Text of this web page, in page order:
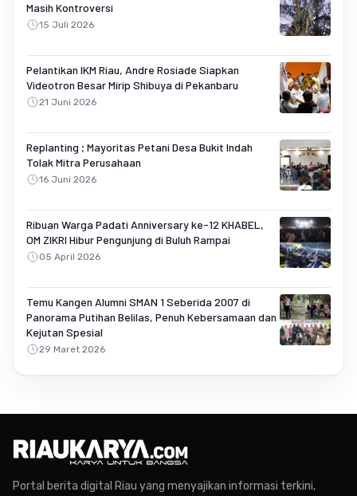
Masih Kontroversi
15 Juli 2026
Pelantikan IKM Riau, Andre Rosiade Siapkan
Videotron Besar Mirip Shibuya di Pekanbaru
21 Juni 2026
Replanting ; Mayoritas Petani Desa Bukit Indah
Tolak Mitra Perusahaan
16 Juni 2026
Ribuan Warga Padati Anniversary ke-12 KHABEL,
OM ZIKRI Hibur Pengunjung di Buluh Rampai
05 April 2026
Temu Kangen Alumni SMAN 1 Seberida 2007 di
Panorama Putihan Belilas, Penuh Kebersamaan dan
Kejutan Spesial
29 Maret 2026
Portal berita digital Riau yang menyajikan informasi terkini,